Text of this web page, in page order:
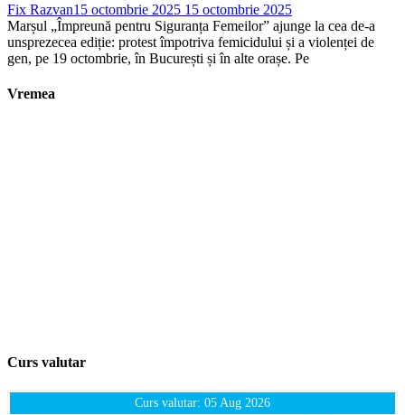
Fix Razvan15 octombrie 2025 15 octombrie 2025
Marșul „Împreună pentru Siguranța Femeilor” ajunge la cea de-a
unsprezecea ediție: protest împotriva femicidului și a violenței de
gen, pe 19 octombrie, în București și în alte orașe. Pe
Vremea
Curs valutar
Curs valutar: 05 Aug 2026